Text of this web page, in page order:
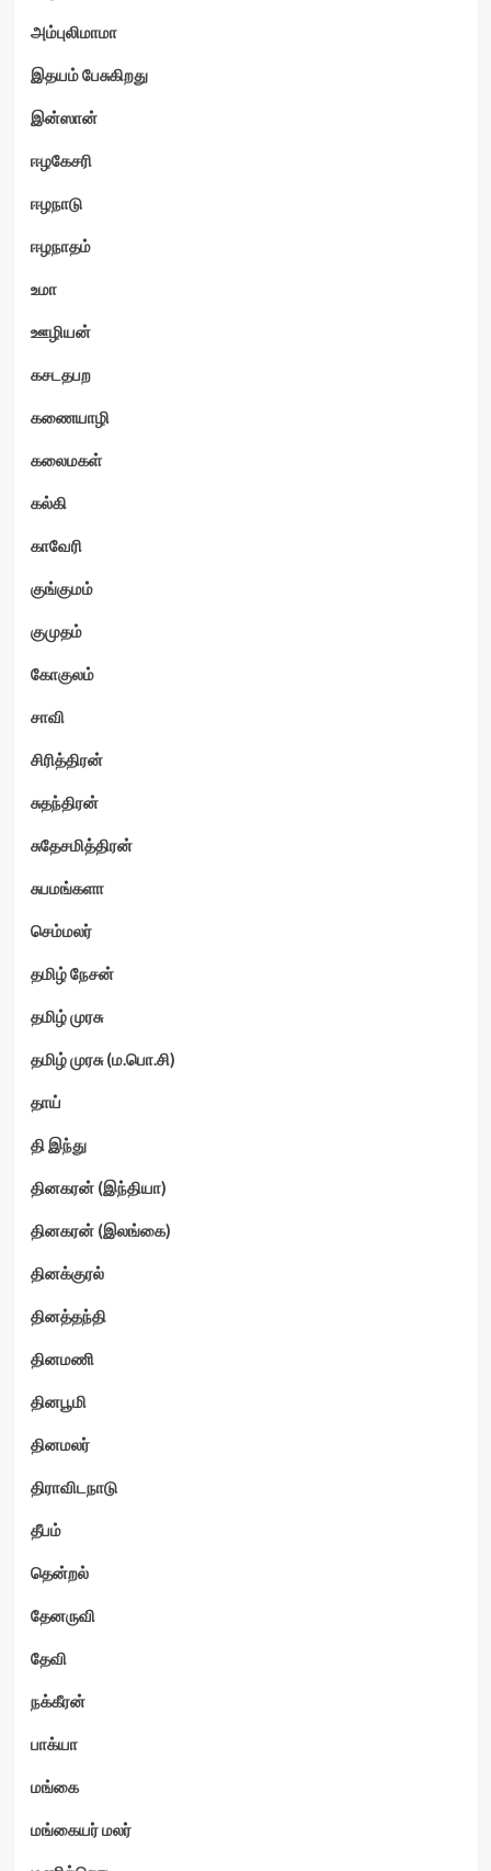
அம்புலிமாமா
இதயம் பேசுகிறது
இன்ஸான்
ஈழகேசரி
ஈழநாடு
ஈழநாதம்
உமா
ஊழியன்
கசடதபற
கணையாழி
கலைமகள்
கல்கி
காவேரி
குங்குமம்
குமுதம்
கோகுலம்
சாவி
சிரித்திரன்
சுதந்திரன்
சுதேசமித்திரன்
சுபமங்களா
செம்மலர்
தமிழ் நேசன்
தமிழ் முரசு
தமிழ் முரசு (ம.பொ.சி)
தாய்
தி இந்து
தினகரன் (இந்தியா)
தினகரன் (இலங்கை)
தினக்குரல்
தினத்தந்தி
தினமணி
தினபூமி
தினமலர்
திராவிடநாடு
தீபம்
தென்றல்
தேனருவி
தேவி
நக்கீரன்
பாக்யா
மங்கை
மங்கையர் மலர்